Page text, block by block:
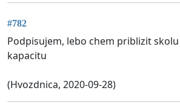
#782
Podpisujem, lebo chem priblizit
kapacitu
(Hvozdnica, 2020-09-28)